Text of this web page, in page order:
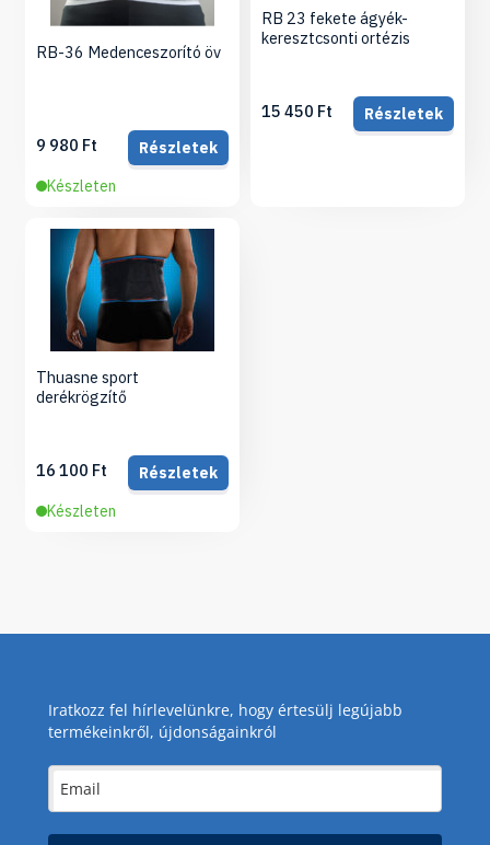
RB-36 Medenceszorító öv
9 980 Ft
Részletek
Készleten
RB 23 fekete ágyék-
keresztcsonti ortézis
15 450 Ft Részletek
Thuasne sport
derékrögzítő
16 100 Ft
Részletek
Készleten
Iratkozz fel hírlevelünkre, hogy értesülj legújabb
termékeinkről, újdonságainkról